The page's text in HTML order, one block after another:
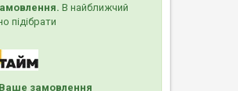
В найближчий
підібрати
замовлення